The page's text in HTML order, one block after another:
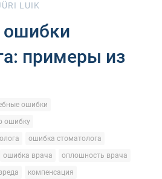
LUIK
ошибки
примеры из
ошибки
ошибку
ошибка стоматолога
ошибка врача
оплошность врача
компенсация